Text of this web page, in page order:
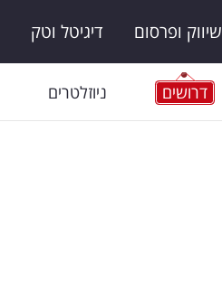
שיווק ופרסום דיגיטל וטק
דרושים ניוזלטרים